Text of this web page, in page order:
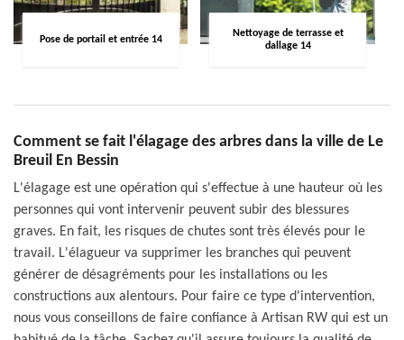
Pose de portail et entrée 14
Nettoyage de terrasse et
dallage 14
Comment se fait l'élagage des arbres dans la ville de Le
Breuil En Bessin
L'élagage est une opération qui s'effectue à une hauteur où les
personnes qui vont intervenir peuvent subir des blessures
graves. En fait, les risques de chutes sont très élevés pour le
travail. L'élagueur va supprimer les branches qui peuvent
générer de désagréments pour les installations ou les
constructions aux alentours. Pour faire ce type d'intervention,
nous vous conseillons de faire confiance à Artisan RW qui est un